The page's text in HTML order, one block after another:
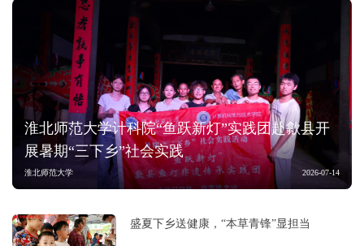
淮北师范大学计科院“鱼跃新灯”实践团赴歙县开
展暑期“三下乡”社会实践
淮北师范大学 2026-07-14
盛夏下乡送健康，“本草青锋”显担当